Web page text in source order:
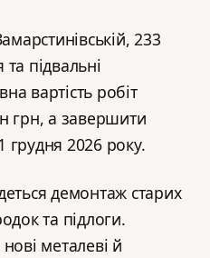
233
підвальні
вартість робіт
грн, а завершити
2026 року.
демонтаж старих
та підлоги.
металеві й